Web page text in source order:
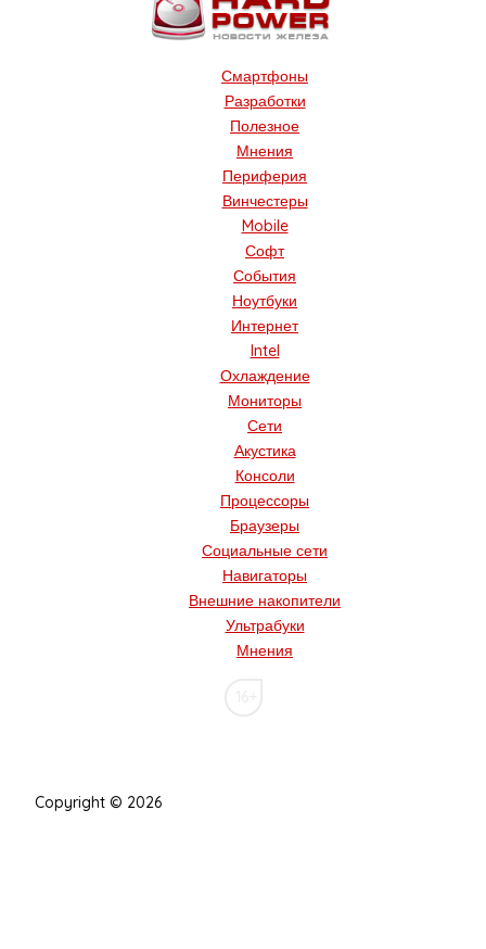
Смартфоны
Разработки
Полезное
Мнения
Периферия
Винчестеры
Mobile
Софт
События
Ноутбуки
Интернет
Intel
Охлаждение
Мониторы
Сети
Акустика
Консоли
Процессоры
Браузеры
Социальные сети
Навигаторы
Внешние накопители
Ультрабуки
Мнения
Copyright © 2026